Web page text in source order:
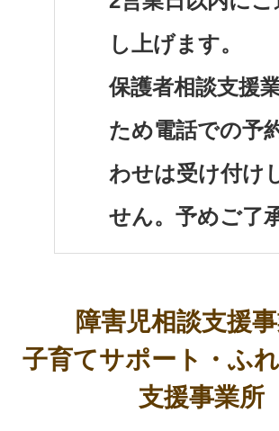
し上げます。
保護者相談支援
ため電話での予
わせは受け付け
せん。 予めご了
障害児相談支援
子育てサポート・ふ
支援事業所